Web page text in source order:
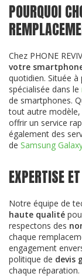
POURQUOI
Chez PHONE
votre
quotidien. Située
spécialisée dans le
de smartphones.
tout autre
offrir un service
également des
de Samsung
EXPERTISE
Notre équipe de
haute qualité
respectons des
chaque
engagement
politique de devis
chaque réparation.